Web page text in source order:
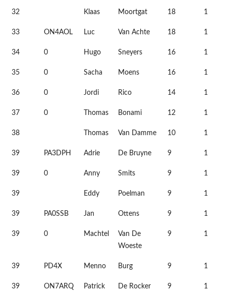
32 Klaas Moortgat 18 1
33 ON4AOL Luc Van Achte 18 1
34 0 Hugo Sneyers 16 1
35 0 Sacha Moens 16 1
36 0 Jordi Rico 14 1
37 0 Thomas Bonami 12 1
38 Thomas Van Damme 10 1
39 PA3DPH Adrie De Bruyne 9 1
39 0 Anny Smits 9 1
39 Eddy Poelman 9 1
39 PA0SSB Jan Ottens 9 1
39 0 Machtel
Van De
Woeste
9 1
39 PD4X Menno Burg 9 1
39 ON7ARQ Patrick De Rocker 9 1